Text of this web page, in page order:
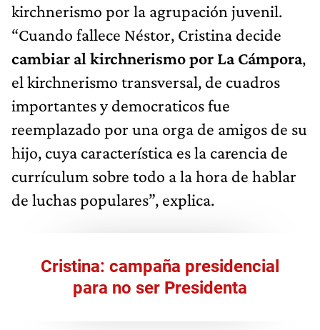
kirchnerismo por la agrupación juvenil.
“Cuando fallece Néstor, Cristina decide
cambiar al kirchnerismo por La Cámpora,
el kirchnerismo transversal, de cuadros
importantes y democraticos fue
reemplazado por una orga de amigos de su
hijo, cuya característica es la carencia de
currículum sobre todo a la hora de hablar
de luchas populares”, explica.
Cristina: campaña presidencial
para no ser Presidenta